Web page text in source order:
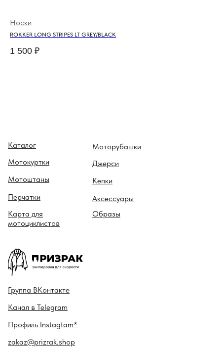
ROKKER LONG STRIPES LT GREY/BLACK
Носки
1 500 ₽
Каталог
Мотокуртки
Мотоштаны
Перчатки
Карта для
мотоциклистов
Моторубашки
Образы
Джерси
Кепки
Аксессуары
Канал в Telegram
Профиль Instagtam*
Гру ппа ВКонтакте
zakaz@prizrak.shop